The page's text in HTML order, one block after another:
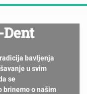
bavljenja
u svim
se
brinemo o našim